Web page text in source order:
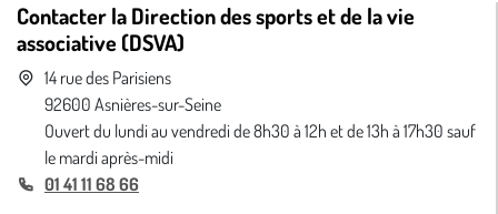
Contacter la Direction des sports et de la vie
associative (DSVA)
14 rue des Parisiens
92600 Asnières-sur-Seine
Ouvert du lundi au vendredi de 8h30 à 12h et de 13h à 17h30 sauf
le mardi après-midi
01 41 11 68 66